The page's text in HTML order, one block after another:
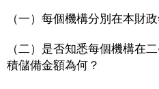
（一）每個機構分別在本財
（二）是否知悉每個機構在
積儲備金額為何？